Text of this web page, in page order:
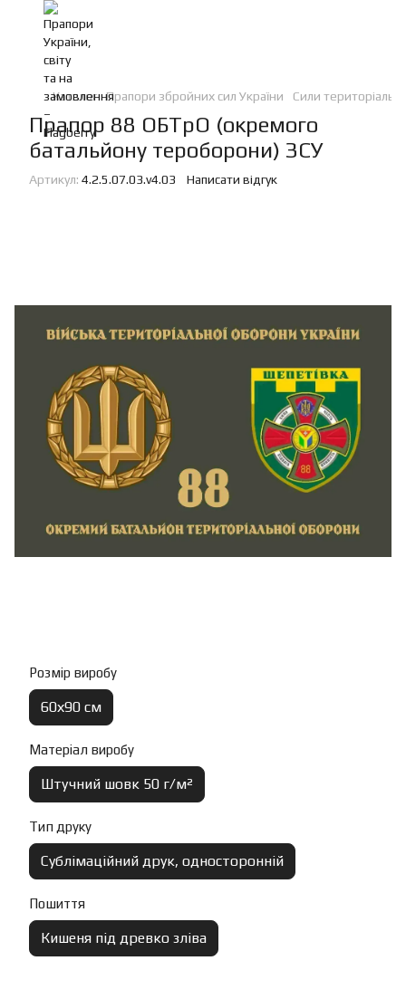
Каталог Прапори збройних сил України Сили
Прапор 88 ОБТрО (окремого
батальйону тероборони) ЗСУ
Артикул: 4.2.5.07.03.v4.03 Написати відгук
Розмір виробу
60х90 см
Матеріал виробу
Штучний шовк 50 г/м²
Тип друку
Сублімаційний друк, односторонній
Пошиття
Кишеня під древко зліва